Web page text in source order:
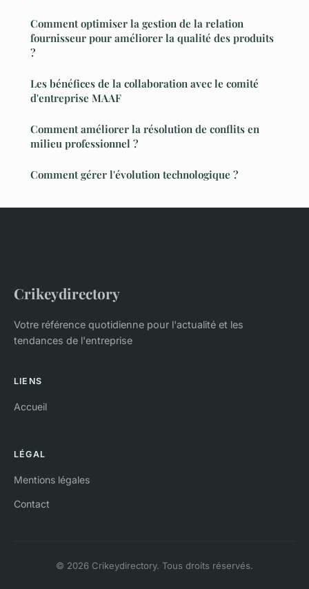
Comment optimiser la gestion de la relation
fournisseur pour améliorer la qualité des produits
?
Les bénéfices de la collaboration avec le comité
d'entreprise MAAF
Comment améliorer la résolution de conflits en
milieu professionnel ?
Comment gérer l'évolution technologique ?
Crikeydirectory
Votre référence quotidienne pour l'actualité et les
tendances de l'entreprise
LIENS
Accueil
LÉGAL
Mentions légales
Contact
© 2026 Crikeydirectory. Tous droits réservés.